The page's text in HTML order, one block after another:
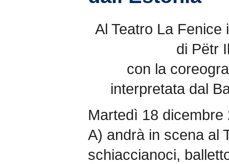
Al Teatro La Fenice
di Pëtr
con la
interpretata dal
Martedì 18
A) andrà in scena al
schiaccianoci,